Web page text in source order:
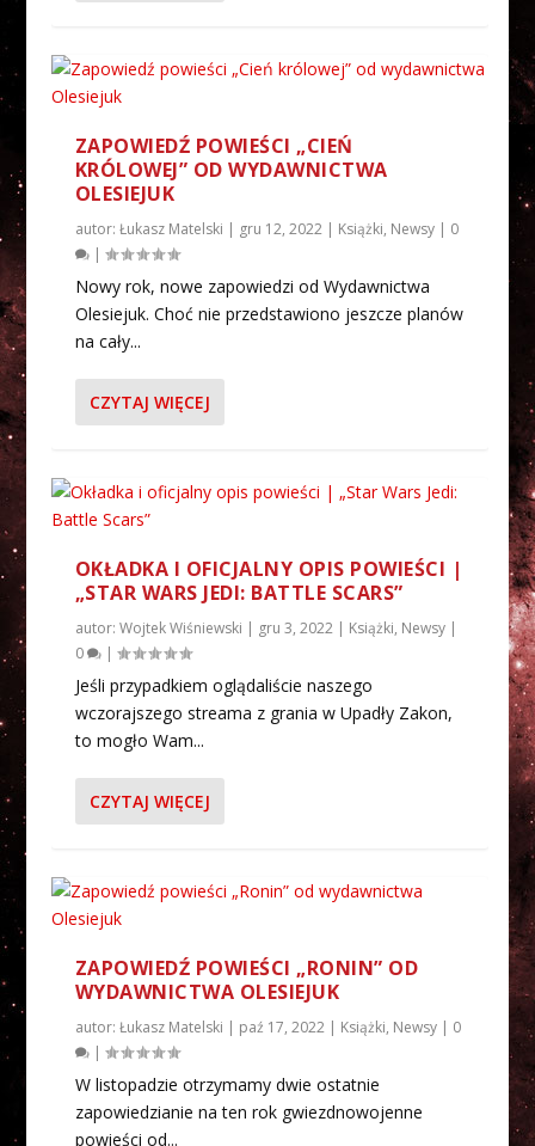
ZAPOWIEDŹ POWIEŚCI „CIEŃ
KRÓLOWEJ” OD WYDAWNICTWA
OLESIEJUK
autor: Łukasz Matelski | gru 12, 2022| Książki, Newsy| 0
|
Nowy rok, nowe zapowiedzi od Wydawnictwa
Olesiejuk. Choć nie przedstawiono jeszcze planów
na cały...
CZYTAJ WIĘCEJ
OKŁADKA I OFICJALNY OPIS POWIEŚCI |
„STAR WARS JEDI: BATTLE SCARS”
autor: Wojtek Wiśniewski | gru 3, 2022| Książki, Newsy|
0
|
Jeśli przypadkiem oglądaliście naszego
wczorajszego streama z grania w Upadły Zakon,
to mogło Wam...
CZYTAJ WIĘCEJ
ZAPOWIEDŹ POWIEŚCI „RONIN” OD
WYDAWNICTWA OLESIEJUK
autor: Łukasz Matelski | paź 17, 2022| Książki, Newsy| 0
|
W listopadzie otrzymamy dwie ostatnie
zapowiedzianie na ten rok gwiezdnowojenne
powieści od...